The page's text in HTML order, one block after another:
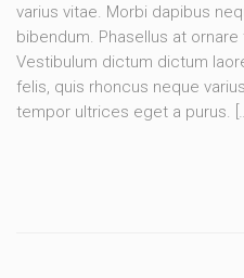
varius vitae. Morbi dapibus
bibendum. Phasellus at
Vestibulum dictum dictum
felis, quis rhoncus neque
tempor ultrices eget a purus.